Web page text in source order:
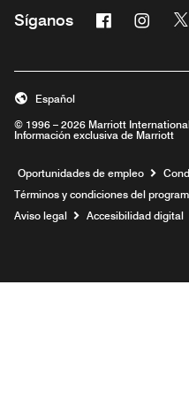
Síganos Facebook
Abre una
Abre
© 1996 – 2026 Marriott
Información exclusiva de Marriott
Español
Oportunidades de empleo
Términos y condiciones del
Aviso legal
Accesibilidad digital